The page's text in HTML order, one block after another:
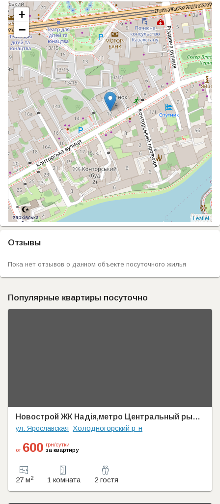
+
−
Leaflet
Отзывы
Пока нет отзывов о данном объекте посуточного жилья
Популярные квартиры посуточно
Новострой ЖК Надія,метро Центральный рынок ЖД вокзал. Реальная цена
ул. Ярославская Холодногорский р-н
от 600 грн/сутки
за квартиру
27 м2 1 комната 2 гостя